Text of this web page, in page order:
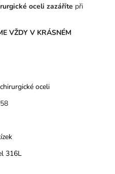
oceli zazáříte při
VŽDY V KRÁSNÉM
oceli
316L